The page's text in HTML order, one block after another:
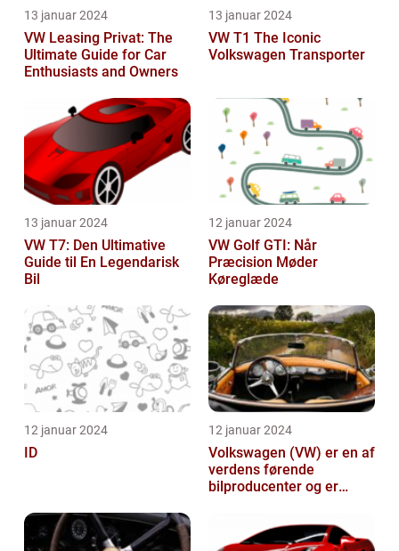
13 januar 2024
VW Leasing Privat: The
Ultimate Guide for Car
Enthusiasts and Owners
13 januar 2024
VW T1 The Iconic
Volkswagen Transporter
13 januar 2024
VW T7: Den Ultimative
Guide til En Legendarisk
Bil
12 januar 2024
VW Golf GTI: Når
Præcision Møder
Køreglæde
12 januar 2024
ID
12 januar 2024
Volkswagen (VW) er en af
verdens førende
bilproducenter og er
kvalitetsbiler til...